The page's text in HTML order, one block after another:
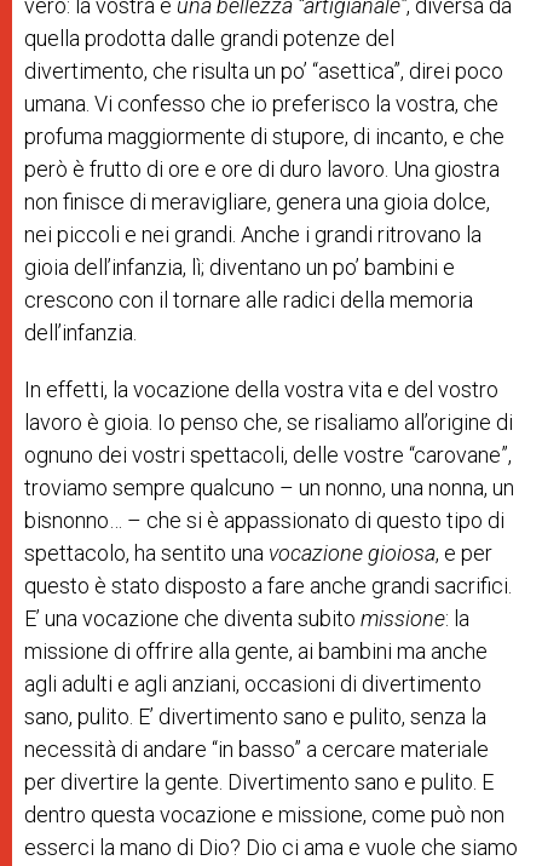
vero: la vostra è una bellezza “artigianale”, diversa da
quella prodotta dalle grandi potenze del
divertimento, che risulta un po’ “asettica”, direi poco
umana. Vi confesso che io preferisco la vostra, che
profuma maggiormente di stupore, di incanto, e che
però è frutto di ore e ore di duro lavoro. Una giostra
non finisce di meravigliare, genera una gioia dolce,
nei piccoli e nei grandi. Anche i grandi ritrovano la
gioia dell’infanzia, lì; diventano un po’ bambini e
crescono con il tornare alle radici della memoria
dell’infanzia.
In effetti, la vocazione della vostra vita e del vostro
lavoro è gioia. Io penso che, se risaliamo all’origine di
ognuno dei vostri spettacoli, delle vostre “carovane”,
troviamo sempre qualcuno – un nonno, una nonna, un
bisnonno… – che si è appassionato di questo tipo di
spettacolo, ha sentito una vocazione gioiosa, e per
questo è stato disposto a fare anche grandi sacrifici.
E’ una vocazione che diventa subito missione: la
missione di offrire alla gente, ai bambini ma anche
agli adulti e agli anziani, occasioni di divertimento
sano, pulito. E’ divertimento sano e pulito, senza la
necessità di andare “in basso” a cercare materiale
per divertire la gente. Divertimento sano e pulito. E
dentro questa vocazione e missione, come può non
esserci la mano di Dio? Dio ci ama e vuole che siamo